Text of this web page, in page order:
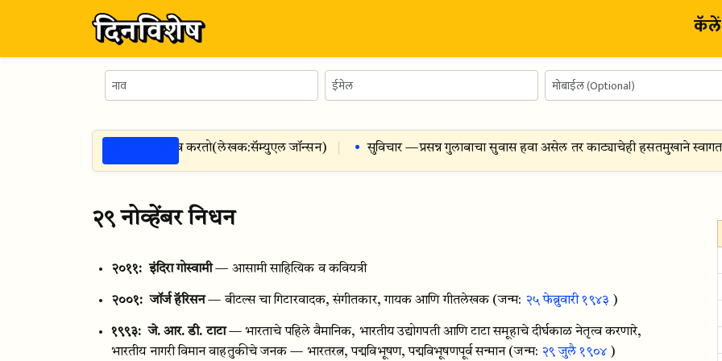
किरकोळ गोष्टीमुळेच माणसाचा स्वभाव करतो(लेखक:सॅम्युएल जॉन्सन) सुविचार —प्रसन्न गुलाबाचा सुवास हवा असेल तर काट्याचेही हसतमुखाने स्वागत
२९ नोव्हेंबर निधन
२०११: इंदिरा गोस्वामी — आसामी साहित्यिक व कवियत्री
२००१: जॉर्ज हॅरिसन — बीटल्स चा गिटारवादक, संगीतकार, गायक आणि गीतलेखक (जन्म: २५ फेब्रुवारी १९४३ )
१९९३: जे. आर. डी. टाटा — भारताचे पहिले वैमानिक, भारतीय उद्योगपती आणि टाटा समूहाचे दीर्घकाळ नेतृत्व करणारे,
भारतीय नागरी विमान वाहतुकीचे जनक — भारतरत्न, पद्मविभूषण, पद्मविभूषणपूर्व सन्मान (जन्म: २९ जुलै १९०४)